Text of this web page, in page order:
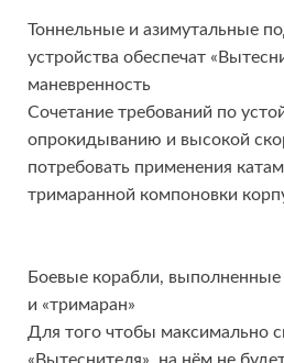
Тоннельные и азимутальные
устройства обеспечат
маневренность
Сочетание требований по
опрокидыванию и высокой
потребовать применения
тримаранной компоновки
Боевые корабли, выполненные
и «тримаран»
Для того чтобы максимально
«Вытеснителя», на нём не